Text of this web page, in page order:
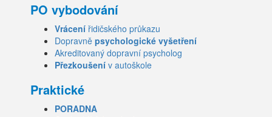
PO vybodování
Vrácení řidičského průkazu
Dopravně psychologické vyšetření
Akreditovaný dopravní psycholog
Přezkoušení v autoškole
Praktické
PORADNA